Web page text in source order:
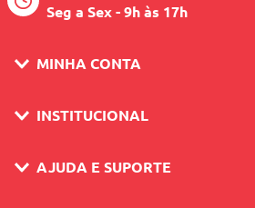
Seg a Sex - 9h às 17h
MINHA CONTA
INSTITUCIONAL
AJUDA E SUPORTE